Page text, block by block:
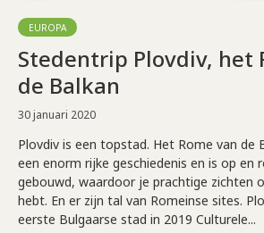
EUROPA
Stedentrip Plovdiv, het
de Balkan
30 januari 2020
Plovdiv is een topstad. Het Rome van de
een enorm rijke geschiedenis en is op en
gebouwd, waardoor je prachtige zichten
hebt. En er zijn tal van Romeinse sites.
eerste Bulgaarse stad in 2019 Culturele...